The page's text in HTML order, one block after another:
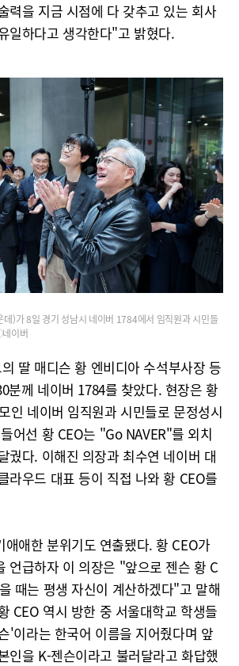
력을 지금 시점에 다 갖추고 있는 회사
일하다고 생각한다"고 밝혔다.
데)가 8일 경기 성남시 네이버 1784에서 임직원과 시민들
이버
딸 매디슨 황 엔비디아 수석부사장 등
분께 네이버 1784를 찾았다. 현장은 황
인 네이버 임직원과 시민들로 문정성시
어선 황 CEO는 "Go NAVER"를 외치
궜다. 이해진 의장과 최수연 네이버 대
라우드 대표 등이 직접 나와 황 CEO를
애애한 분위기도 연출됐다. 황 CEO가
언급하자 이 의장은 "앞으로 젠슨 황 C
때는 평생 자신이 계산하겠다"고 말해
CEO 역시 방한 중 서울대학교 학생들
'이라는 한국어 이름을 지어줬다며 앞
인을 K-젠슨이라고 불러달라고 화답했